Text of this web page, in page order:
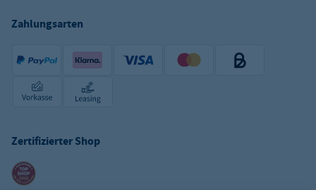
Zahlungsarten
Zertifizierter Shop